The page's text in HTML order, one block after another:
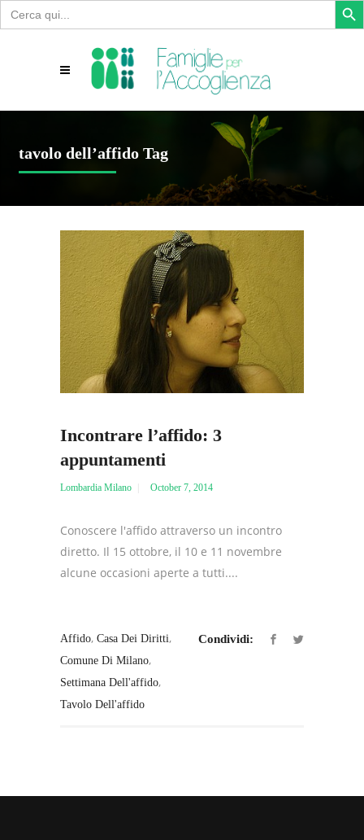
Search
for:
tavolo dell’affido Tag
Incontrare l’affido: 3
appuntamenti
Lombardia Milano October 7, 2014
Conoscere l'affido attraverso un incontro
diretto. Il 15 ottobre, il 10 e 11 novembre
alcune occasioni aperte a tutti....
Affido, Casa Dei Diritti,
Comune Di Milano,
Settimana Dell'affido,
Tavolo Dell'affido
Condividi: